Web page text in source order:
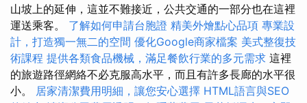
山坡上的延伸，這並不難接近，公共交通的一部分也在這裡
運送乘客。 了解如何申請台胞證 精美外燴點心品項 專業設
計，打造獨一無二的空間 優化Google商家檔案 美式整復技
術課程 提供各類食品機械，滿足餐飲行業的多元需求 這裡
的旅遊路徑網絡不必克服高水平，而且有許多長廊的水平很
小。 居家清潔費用明細，讓您安心選擇 HTML語言與SEO